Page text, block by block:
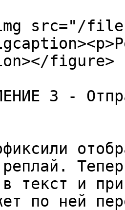
src="/files/
figure>
3 -
в текст и
по ней